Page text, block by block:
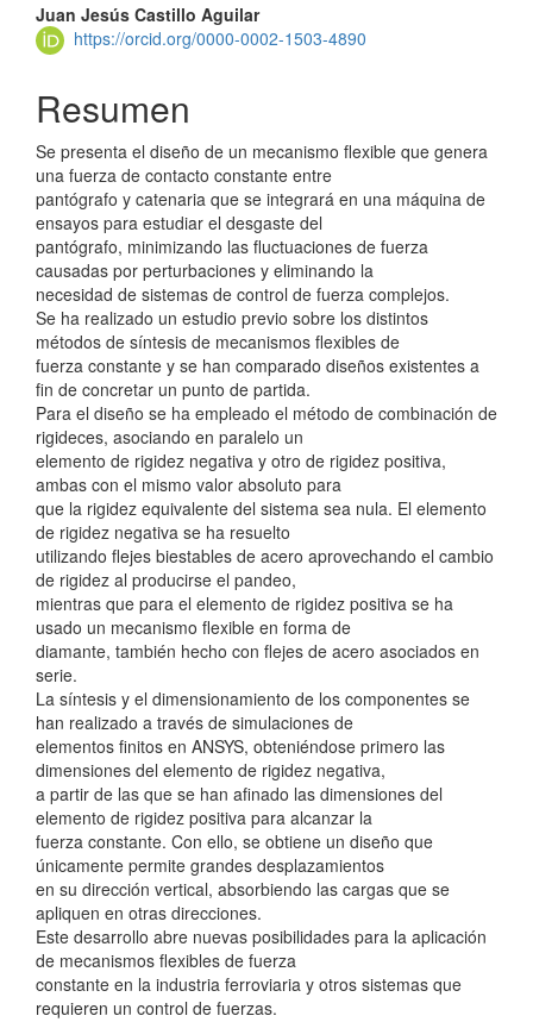
Juan Jesús Castillo Aguilar
https://orcid.org/0000-0002-1503-4890
Resumen
Se presenta el diseño de un mecanismo flexible que genera
una fuerza de contacto constante entre
pantógrafo y catenaria que se integrará en una máquina de
ensayos para estudiar el desgaste del
pantógrafo, minimizando las fluctuaciones de fuerza
causadas por perturbaciones y eliminando la
necesidad de sistemas de control de fuerza complejos.
Se ha realizado un estudio previo sobre los distintos
métodos de síntesis de mecanismos flexibles de
fuerza constante y se han comparado diseños existentes a
fin de concretar un punto de partida.
Para el diseño se ha empleado el método de combinación de
rigideces, asociando en paralelo un
elemento de rigidez negativa y otro de rigidez positiva,
ambas con el mismo valor absoluto para
que la rigidez equivalente del sistema sea nula. El elemento
de rigidez negativa se ha resuelto
utilizando flejes biestables de acero aprovechando el cambio
de rigidez al producirse el pandeo,
mientras que para el elemento de rigidez positiva se ha
usado un mecanismo flexible en forma de
diamante, también hecho con flejes de acero asociados en
serie.
La síntesis y el dimensionamiento de los componentes se
han realizado a través de simulaciones de
elementos finitos en ANSYS, obteniéndose primero las
dimensiones del elemento de rigidez negativa,
a partir de las que se han afinado las dimensiones del
elemento de rigidez positiva para alcanzar la
fuerza constante. Con ello, se obtiene un diseño que
únicamente permite grandes desplazamientos
en su dirección vertical, absorbiendo las cargas que se
apliquen en otras direcciones.
Este desarrollo abre nuevas posibilidades para la aplicación
de mecanismos flexibles de fuerza
constante en la industria ferroviaria y otros sistemas que
requieren un control de fuerzas.